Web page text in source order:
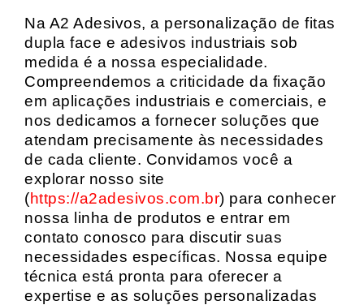
Na A2 Adesivos, a personalização de fitas
dupla face e adesivos industriais sob
medida é a nossa especialidade.
Compreendemos a criticidade da fixação
em aplicações industriais e comerciais, e
nos dedicamos a fornecer soluções que
atendam precisamente às necessidades
de cada cliente. Convidamos você a
explorar nosso site
(https://a2adesivos.com.br) para conhecer
nossa linha de produtos e entrar em
contato conosco para discutir suas
necessidades específicas. Nossa equipe
técnica está pronta para oferecer a
expertise e as soluções personalizadas